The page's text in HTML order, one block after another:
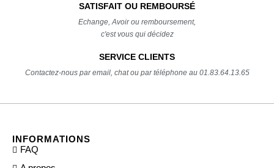
SATISFAIT OU REMBOURSÉ
Echange, Avoir ou remboursement,
c'est vous qui décidez
SERVICE CLIENTS
Contactez-nous par email, chat ou par téléphone au 01.83.64.13.65
INFORMATIONS
FAQ